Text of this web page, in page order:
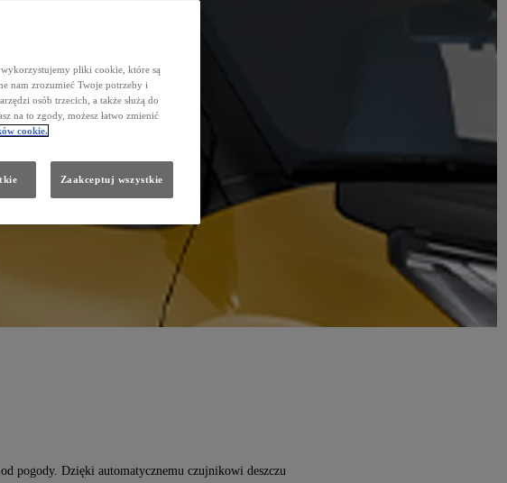
pogody. Dzięki automatycznemu czujnikowi deszczu
wykorzystujemy pliki cookie, które są
nam zrozumieć Twoje potrzeby i
osób trzecich, a także służą do
na to zgody, możesz łatwo zmienić
cookie.
Zaakceptuj wszystkie